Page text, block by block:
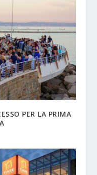
PER LA PRIMA